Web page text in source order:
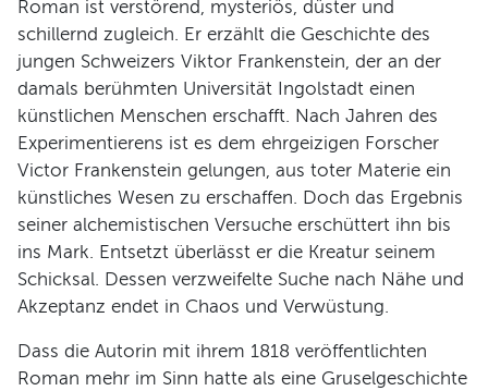
Roman ist verstörend, mysteriös, düster und
schillernd zugleich. Er erzählt die Geschichte des
jungen Schweizers Viktor Frankenstein, der an der
damals berühmten Universität Ingolstadt einen
künstlichen Menschen erschafft. Nach Jahren des
Experimentierens ist es dem ehrgeizigen Forscher
Victor Frankenstein gelungen, aus toter Materie ein
künstliches Wesen zu erschaffen. Doch das Ergebnis
seiner alchemistischen Versuche erschüttert ihn bis
ins Mark. Entsetzt überlässt er die Kreatur seinem
Schicksal. Dessen verzweifelte Suche nach Nähe und
Akzeptanz endet in Chaos und Verwüstung.
Dass die Autorin mit ihrem 1818 veröffentlichten
Roman mehr im Sinn hatte als eine Gruselgeschichte